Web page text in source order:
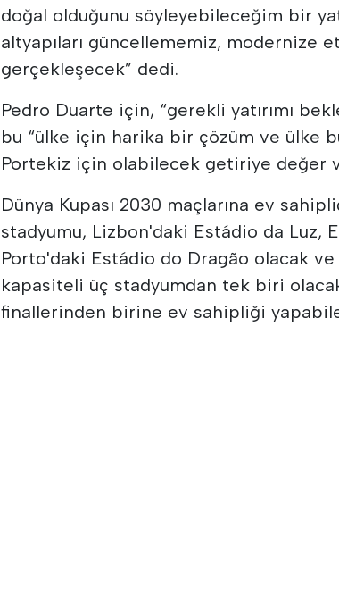
doğal olduğunu söyleyebileceğim bir
altyapıları güncellememiz, modernize
gerçekleşecek” dedi.
Pedro Duarte için, “gerekli yatırımı
bu “ülke için harika bir çözüm ve ülke
Portekiz için olabilecek getiriye değer
Dünya Kupası 2030 maçlarına ev
stadyumu, Lizbon'daki Estádio da Luz,
Porto'daki Estádio do Dragão olacak ve
kapasiteli üç stadyumdan tek biri olacak
finallerinden birine ev sahipliği